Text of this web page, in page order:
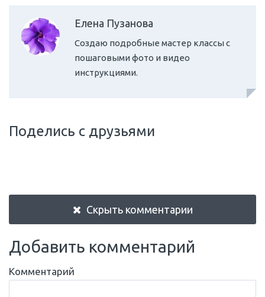
Елена Пузанова
Создаю подробные мастер классы с
пошаговыми фото и видео
инструкциями.
Поделись с друзьями
Скрыть комментарии
Добавить комментарий
Комментарий